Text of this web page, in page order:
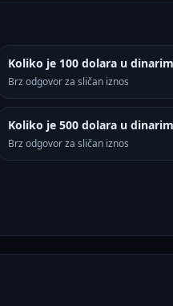
Koliko je 100 dolara u
Brz odgovor za sličan iznos
Koliko je 500 dolara u
Brz odgovor za sličan iznos